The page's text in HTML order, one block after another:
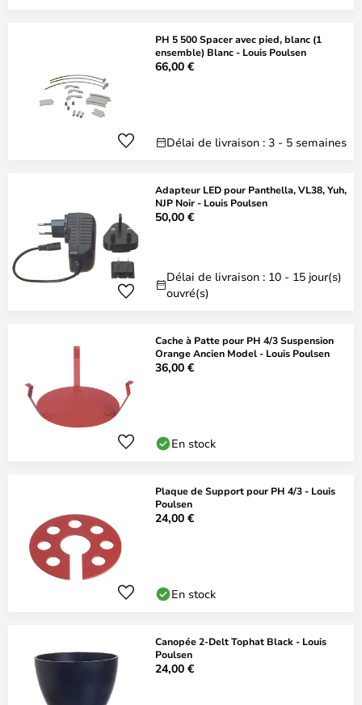
PH 5 500 Spacer avec pied, blanc (1
ensemble) Blanc - Louis Poulsen
66,00 €
Délai de livraison : 3 - 5 semaines
Adapteur LED pour Panthella, VL38, Yuh,
NJP Noir - Louis Poulsen
50,00 €
Délai de livraison : 10 - 15 jour(s)
ouvré(s)
Cache à Patte pour PH 4/3 Suspension
Orange Ancien Model - Louis Poulsen
36,00 €
En stock
Plaque de Support pour PH 4/3 - Louis
Poulsen
24,00 €
En stock
Canopée 2-Delt Tophat Black - Louis
Poulsen
24,00 €